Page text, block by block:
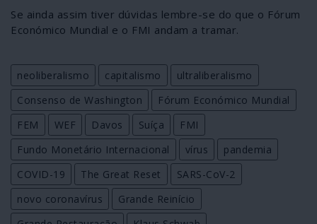
Se ainda assim tiver dúvidas lembre-se do que o Fórum
Económico Mundial e o FMI andam a tramar.
neoliberalismo capitalismo
ultraliberalismo
Consenso de Washington
Fórum Económico Mundial
FEM
WEF Davos Suíça
FMI
Fundo Monetário Internacional
vírus
pandemia
COVID-19
The Great Reset
SARS-CoV-2
novo coronavírus
Grande Reinício